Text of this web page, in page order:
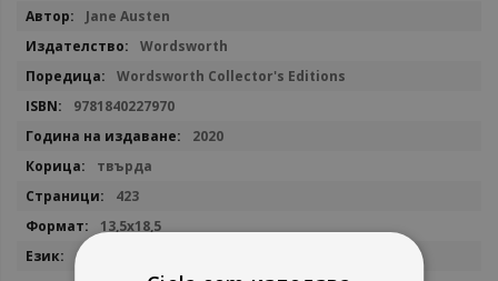
Повече
Jane Austen
Wordsworth
Wordsworth Collector's Editions
9781840227970
2020
твърда
423
13,5х18,5
английски